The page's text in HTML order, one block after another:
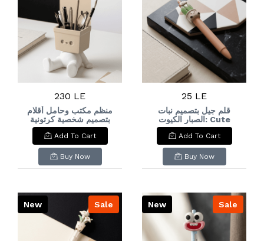
230 LE
منظم مكتب وحامل أقلام
بتصميم شخصية كرتونية
ing Character Desk
Organizer & Pen
Holder
Add To Cart
Buy Now
25 LE
قلم جيل بتصميم نبات
الصبار الكيوت: Cute
Potted Cactus Gel
Pen
Add To Cart
Buy Now
Sale
New Sale
New